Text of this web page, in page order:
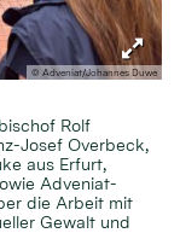
© Adveniat/Johannes Duwe
Rolf
Josef Overbeck,
aus Erfurt,
Adveniat-
die Arbeit mit
Gewalt und